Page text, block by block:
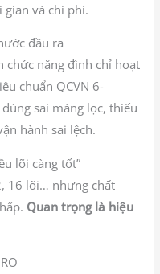
gian và chi phí.
đầu ra
chức năng đình chỉ hoạt
chuẩn QCVN 6-
sai màng lọc, thiếu
hành sai lệch.
lõi càng tốt”
16 lõi… nhưng chất
Quan trọng là hiệu